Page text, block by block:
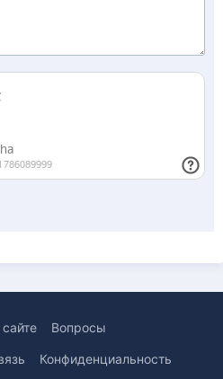
Вопросы
Конфиденциальность